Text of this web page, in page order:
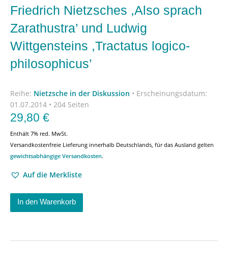
Friedrich Nietzsches ,Also sprach
Zarathustra’ und Ludwig
Wittgensteins ,Tractatus logico-
philosophicus’
Reihe: Nietzsche in der Diskussion • Erscheinungsdatum:
01.07.2014 • 204 Seiten
29,80 €
Enthält 7% red. MwSt.
Versandkostenfreie Lieferung innerhalb Deutschlands, für das Ausland gelten
gewichtsabhängige Versandkosten.
Auf die Merkliste
In den Warenkorb